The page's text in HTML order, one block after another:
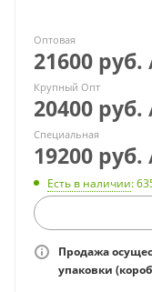
Оптовая
21600
Крупный Опт
20400
Специальная
19200
Есть в наличии:
Продажа
упаковки